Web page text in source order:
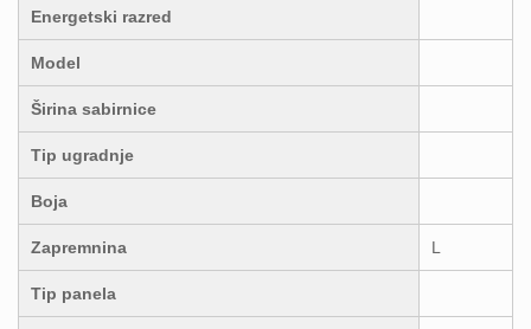
Energetski razred
Model
Širina sabirnice
Tip ugradnje
Boja
Zapremnina L
Tip panela